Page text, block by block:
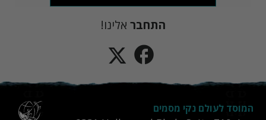
התחבר אלינו!
המוסד לעולם נקי מסמים